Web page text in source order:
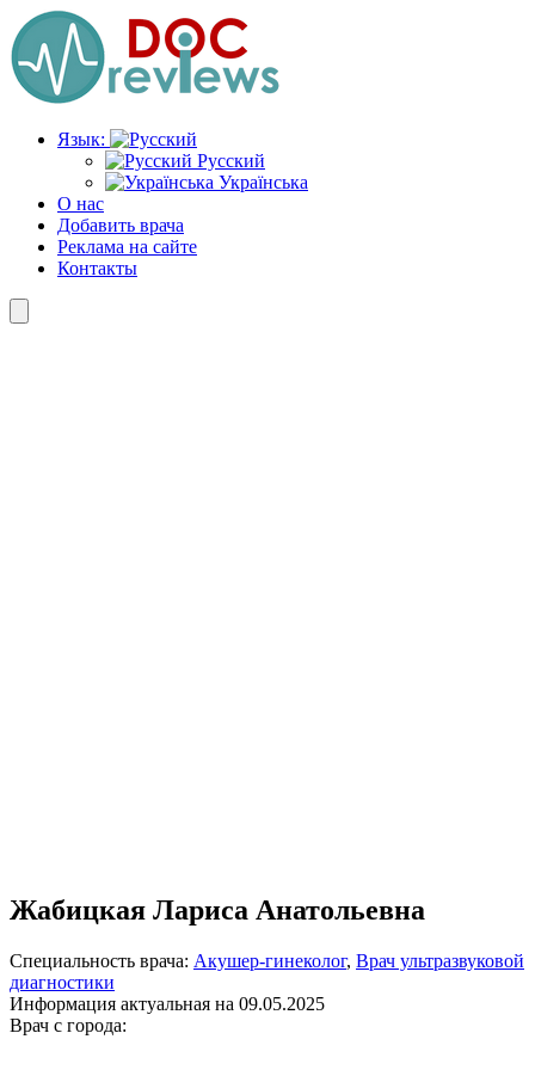
Перейти
к
содержимому
Язык:
Русский
Українська
О нас
Добавить врача
Реклама на сайте
Контакты
Жабицкая Лариса Анатольевна
Специальность врача: Акушер-гинеколог, Врач ультразвуковой
диагностики
Информация актуальная на 09.05.2025
Врач с города: